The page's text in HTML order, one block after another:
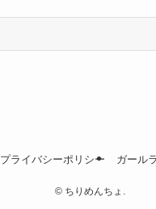
プライバシーポリシー ガール
©ちりめんちょ.